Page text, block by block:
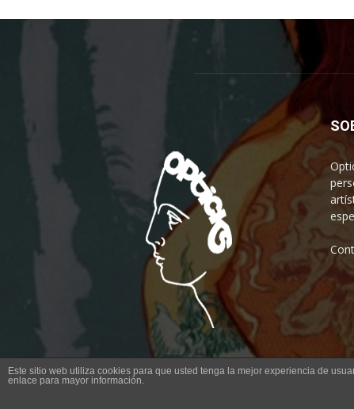
Este sitio web utiliza cookies para que usted tenga la mejor experiencia de
enlace para mayor información.